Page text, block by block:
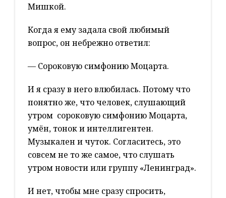
Мишкой.
Когда я ему задала свой любимый
вопрос, он небрежно ответил:
— Сороковую симфонию Моцарта.
И я сразу в него влюбилась. Потому что
понятно же, что человек, слушающий
утром сороковую симфонию Моцарта,
умён, тонок и интеллигентен.
Музыкален и чуток. Согласитесь, это
совсем не то же самое, что слушать
утром новости или группу «Ленинград».
И нет, чтобы мне сразу спросить,